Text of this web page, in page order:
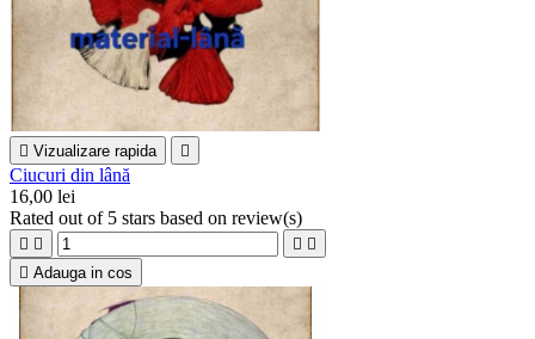
 Vizualizare rapida 
Ciucuri din lână
16,00 lei
Rated out of 5 stars based on review(s)
   
 Adauga in cos